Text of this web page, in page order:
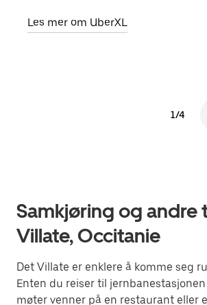
Les mer om UberXL
1/4
Samkjøring og andre
Villate, Occitanie
Det Villate er enklere å komme seg
Enten du reiser til
møter venner på en restaurant eller